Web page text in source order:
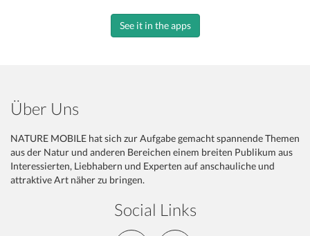
See it in the apps
Über Uns
NATURE MOBILE hat sich zur Aufgabe gemacht spannende Themen
aus der Natur und anderen Bereichen einem breiten Publikum aus
Interessierten, Liebhabern und Experten auf anschauliche und
attraktive Art näher zu bringen.
Social Links